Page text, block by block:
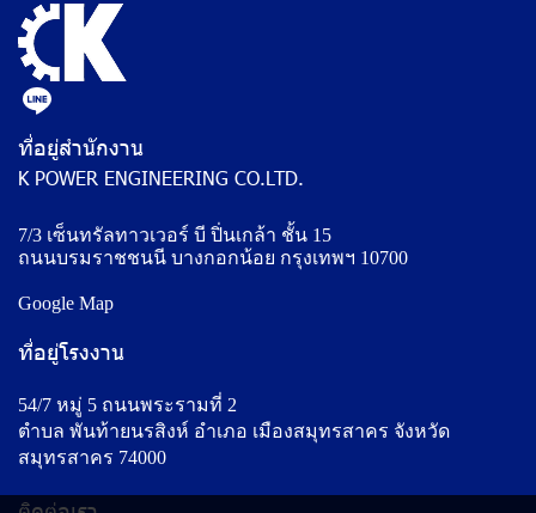
ที่อยู่สำนักงาน
K POWER ENGINEERING CO.LTD.
7/3 เซ็นทรัลทาวเวอร์ บี ปิ่นเกล้า ชั้น 15
ถนนบรมราชชนนี บางกอกน้อย กรุงเทพฯ 10700
Google Map
ที่อยู่โรงงาน
54/7 หมู่ 5 ถนนพระรามที่ 2
ตำบล พันท้ายนรสิงห์ อำเภอ เมืองสมุทรสาคร จังหวัด
สมุทรสาคร 74000